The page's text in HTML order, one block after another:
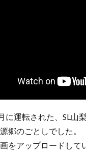
に運転された、SL山
郷のごとしでした。
をアップロードして